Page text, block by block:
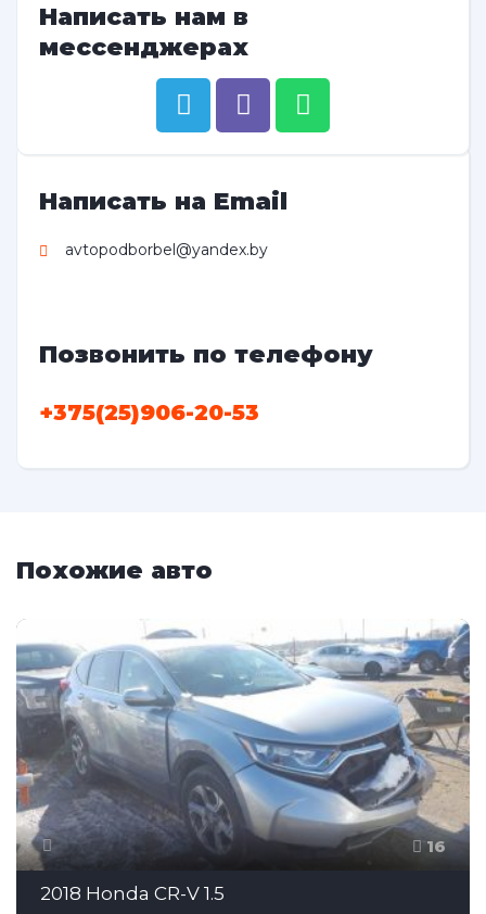
Написать нам в
мессенджерах
Написать на Email
avtopodborbel@yandex.by
Позвонить по телефону
+375(25)906-20-53
Похожие авто
16
2018 Honda CR-V 1.5